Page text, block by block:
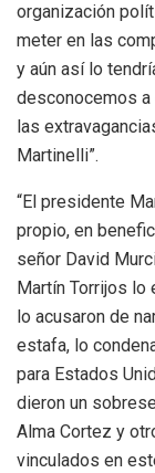
organización
meter en las
y aún así lo
desconocemos
las
Martinelli”.
“El presidente
propio, en
señor David
Martín Torrijos lo
lo acusaron de
estafa, lo
para Estados
dieron un
Alma Cortez y
vinculados en